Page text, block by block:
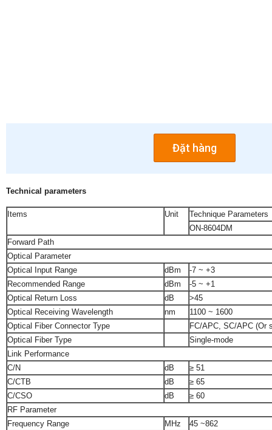
Đặt hàng
Technical parameters
Items Unit
Technique Parameters
ON-8604DM
Forward Path
Optical Parameter
Optical Input Range
dBm
-7 ~ +3
Recommended Range
dBm
-5 ~ +1
Optical Return Loss
dB
>45
Optical Receiving Wavelength
nm
1100 ~ 1600
Optical Fiber Connector Type
FC/APC, SC/APC (Or
Optical Fiber Type
Single-mode
Link Performance
C/N
dB
≥ 51
C/CTB
dB
≥ 65
C/CSO
dB
≥ 60
RF Parameter
Frequency Range
MHz
45 ~862